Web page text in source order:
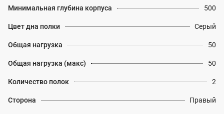
Минимальная глубина корпуса 500
Цвет дна полки Серый
Общая нагрузка 50
Общая нагрузка (макс) 50
Количество полок 2
Сторона Правый